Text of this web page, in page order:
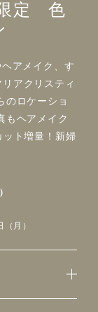
限定 色
アメイク、す
アクリスティ
のロケーショ
もヘアメイク
ット増量！新婦
月）